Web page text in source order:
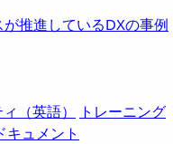
推進しているDXの事例
（英語）
トレーニング
キュメント